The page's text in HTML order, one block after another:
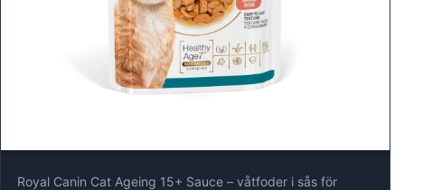
Royal Canin Cat Ageing 15+ Sauce – våtfoder i sås för